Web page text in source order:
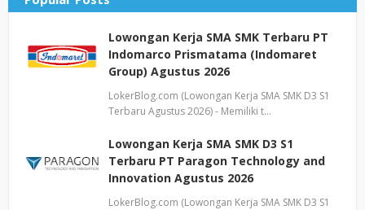
Lowongan Kerja SMA SMK Terbaru PT
Indomarco Prismatama (Indomaret
Group) Agustus 2026
LokerBlog.com (Lowongan Kerja SMA SMK D3 S1
Terbaru Agustus 2026) - Memiliki t…
Lowongan Kerja SMA SMK D3 S1
Terbaru PT Paragon Technology and
Innovation Agustus 2026
LokerBlog.com (Lowongan Kerja SMA SMK D3 S1